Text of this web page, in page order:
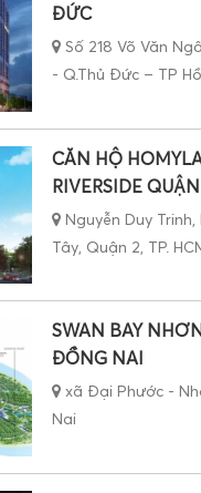
ĐỨC
Số 218 Võ Văn
- Q.Thủ Đức – TP
CĂN HỘ
RIVERSIDE
Nguyễn Duy Trinh,
Tây, Quận 2, TP.
SWAN BAY
ĐỒNG NAI
xã Đại Phước -
Nai